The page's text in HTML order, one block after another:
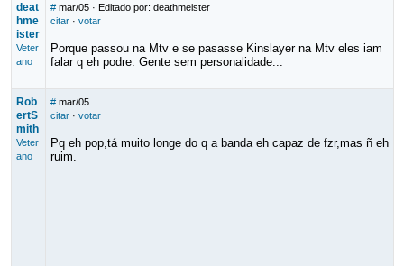
deat
hme
ister
Veter
ano
# mar/05· Editado por: deathmeister
citar· votar
Porque passou na Mtv e se pasasse Kinslayer na Mtv eles iam
falar q eh podre. Gente sem personalidade...
Rob
ertS
mith
Veter
ano
# mar/05
citar· votar
Pq eh pop,tá muito longe do q a banda eh capaz de fzr,mas ñ eh
ruim.